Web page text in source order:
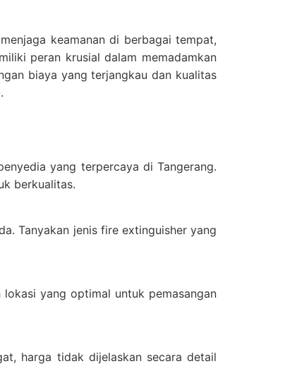
keamanan di berbagai tempat,
peran krusial dalam memadamkan
biaya yang terjangkau dan kualitas
yang terpercaya di Tangerang.
berkualitas.
Tanyakan jenis fire extinguisher yang
yang optimal untuk pemasangan
harga tidak dijelaskan secara detail